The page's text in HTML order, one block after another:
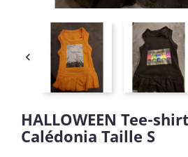

HALLOWEEN Tee-
Calédonia Taille S